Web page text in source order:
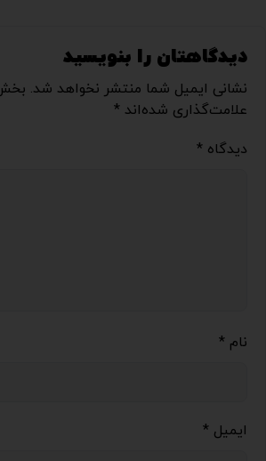
دیدگاهتان را بنویسید
نشانی ایمیل شما منتشر نخواهد شد.
علامت‌گذاری شده‌اند *
دیدگاه *
نام *
ایمیل *